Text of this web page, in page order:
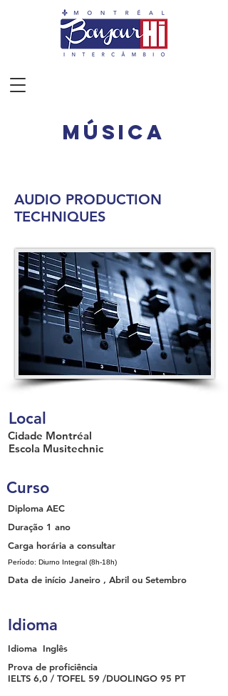
MÚSICA
AUDIO PRODUCTION
TECHNIQUES
Local
Cidade Montréal
Escola Musitechnic
Curso
Diploma AEC
Duração 1 ano
Carga horária a consultar
Período: Diurno Integral (8h-18h)
Data de início Janeiro , Abril ou Setembro
Idioma
Idioma Inglês
Prova de proficiência
IELTS 6,0 / TOFEL 59 /DUOLINGO 95 PT